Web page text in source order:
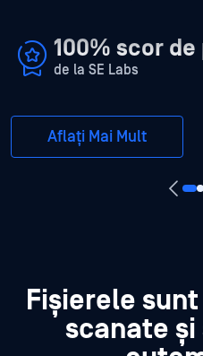
100% scor
de la SE Labs
Aflați Mai Mult
Fișierele
scanate